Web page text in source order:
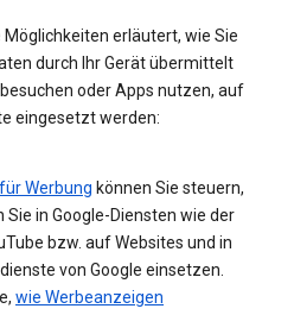
Möglichkeiten erläutert, wie Sie
durch Ihr Gerät übermittelt
oder Apps nutzen, auf
eingesetzt werden:
Werbung können Sie steuern,
in Google-Diensten wie der
bzw. auf Websites und in
von Google einsetzen.
wie Werbeanzeigen